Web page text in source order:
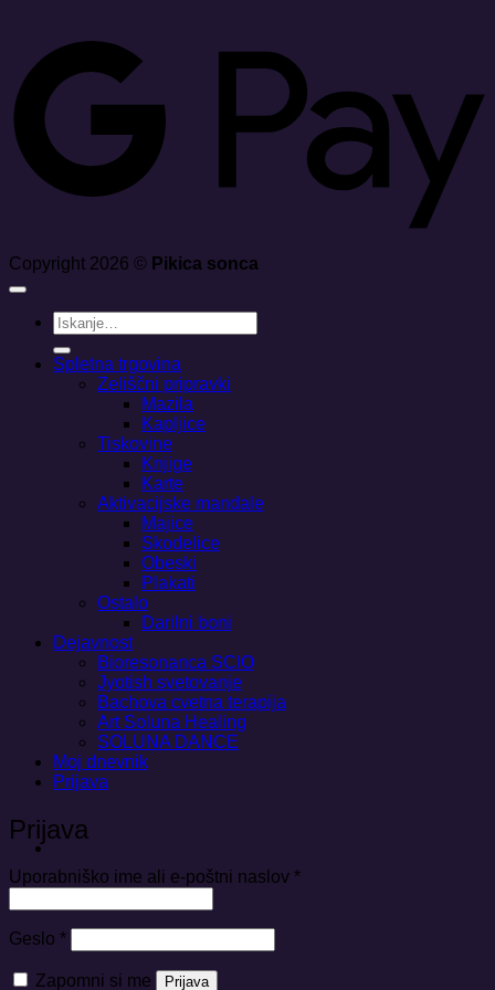
Copyright 2026 © Pikica sonca
Išči:
Spletna trgovina
Zeliščni pripravki
Mazila
Kapljice
Tiskovine
Knjige
Karte
Aktivacijske mandale
Majice
Skodelice
Obeski
Plakati
Ostalo
Darilni boni
Dejavnost
Bioresonanca SCIO
Jyotish svetovanje
Bachova cvetna terapija
Art Soluna Healing
SOLUNA DANCE
Moj dnevnik
Prijava
Prijava
Uporabniško ime ali e-poštni naslov *Zahtevano
Geslo *Zahtevano
Zapomni si me Prijava